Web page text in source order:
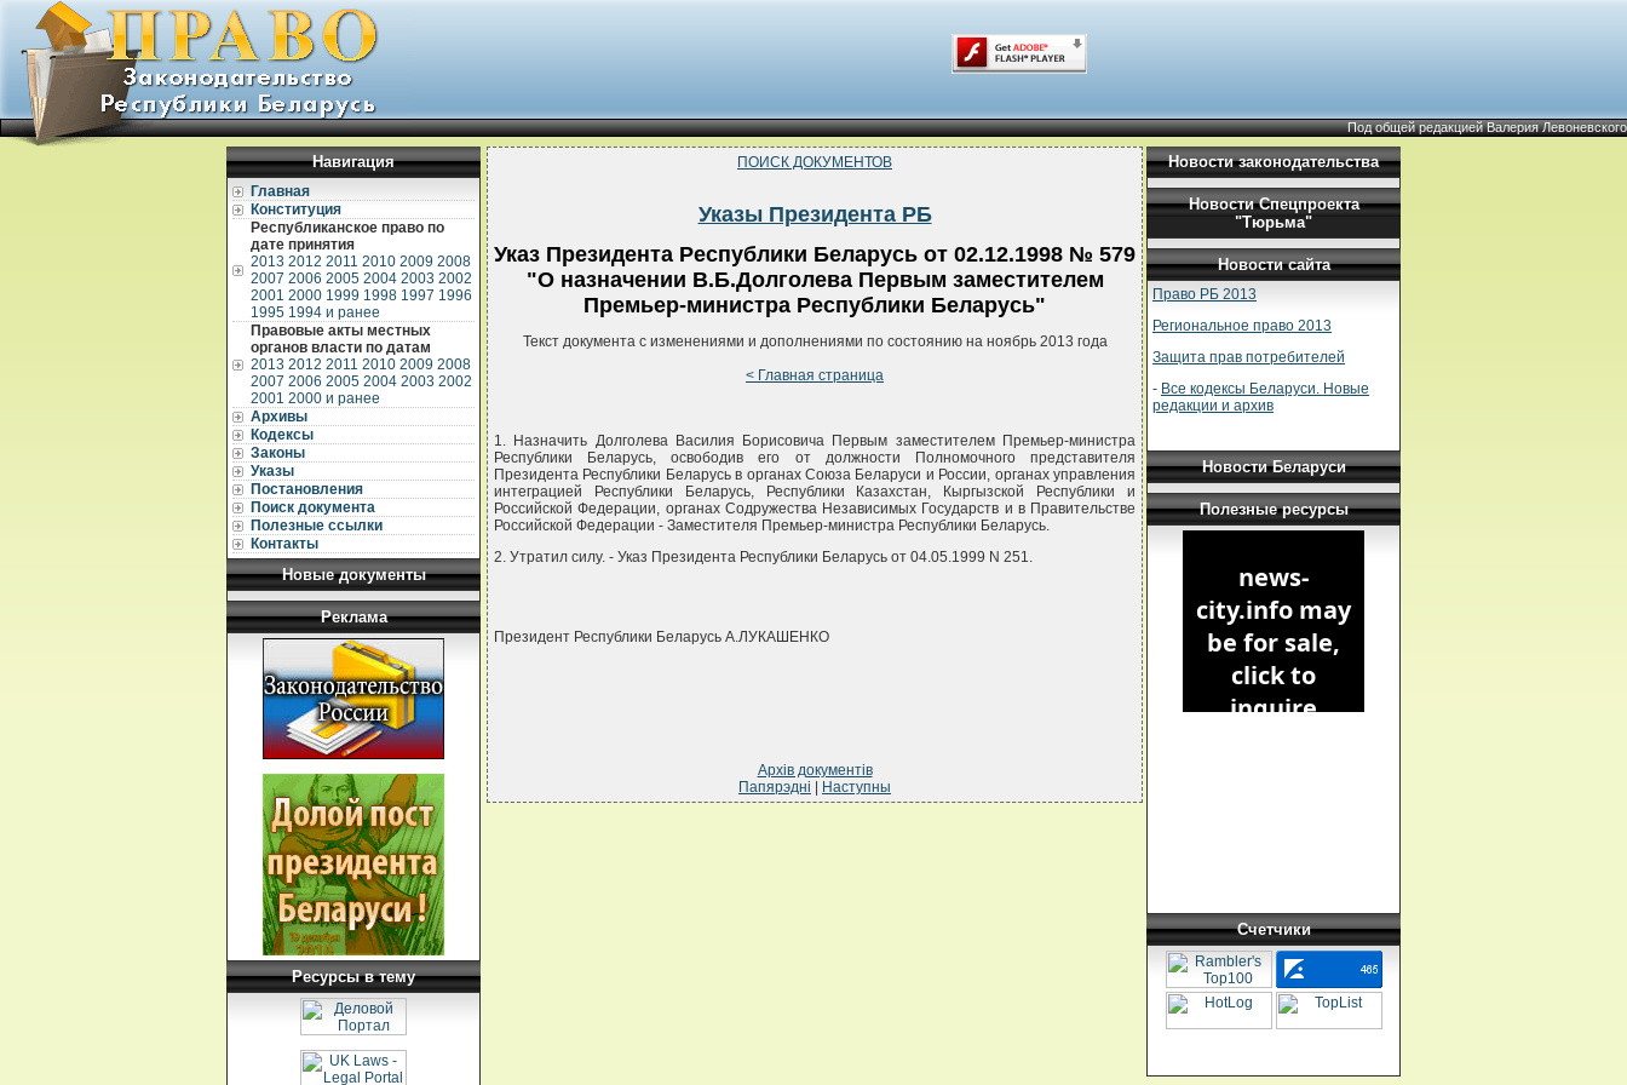
Под общей редакцией Валерия Левоневского
Навигация
Главная
Конституция
Республиканское право по
дате принятия
2013 2012 2011 2010 2009 2008
2007 2006 2005 2004 2003 2002
2001 2000 1999 1998 1997 1996
1995 1994 и ранее
Правовые акты местных
органов власти по датам
2013 2012 2011 2010 2009 2008
2007 2006 2005 2004 2003 2002
2001 2000 и ранее
Архивы
Кодексы
Законы
Указы
Постановления
Поиск документа
Полезные ссылки
Контакты
Новые документы
Реклама
Ресурсы в тему
ПОИСК ДОКУМЕНТОВ
Указы Президента РБ
Указ Президента Республики Беларусь от 02.12.1998 № 579
"О назначении В.Б.Долголева Первым заместителем
Премьер-министра Республики Беларусь"
Текст документа с изменениями и дополнениями по состоянию на ноябрь 2013 года
< Главная страница
1. Назначить Долголева Василия Борисовича Первым заместителем Премьер-министра
Республики Беларусь, освободив его от должности Полномочного представителя
Президента Республики Беларусь в органах Союза Беларуси и России, органах управления
интеграцией Республики Беларусь, Республики Казахстан, Кыргызской Республики и
Российской Федерации, органах Содружества Независимых Государств и в Правительстве
Российской Федерации - Заместителя Премьер-министра Республики Беларусь.
2. Утратил силу. - Указ Президента Республики Беларусь от 04.05.1999 N 251.
Президент Республики Беларусь А.ЛУКАШЕНКО
Архів документів
Папярэдні
Наступны
Новости законодательства
Новости Спецпроекта
"Тюрьма"
Новости сайта
Право РБ 2013
Региональное право 2013
Защита прав потребителей
- Все кодексы Беларуси. Новые
редакции и архив
Новости Беларуси
Полезные ресурсы
Счетчики